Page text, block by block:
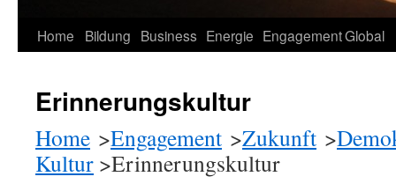
Home Bildung Business Energie EngagementGlobal
Erinnerungskultur
Home >Engagement >Zukunft >
Kultur >Erinnerungskultur